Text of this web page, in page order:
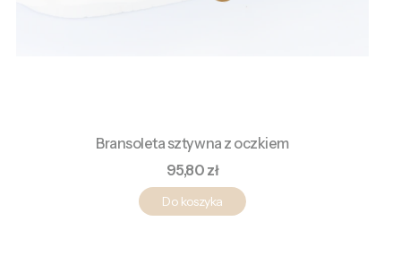
Bransoleta sztywna z oczkiem
Cena
95,80 zł
Do koszyka